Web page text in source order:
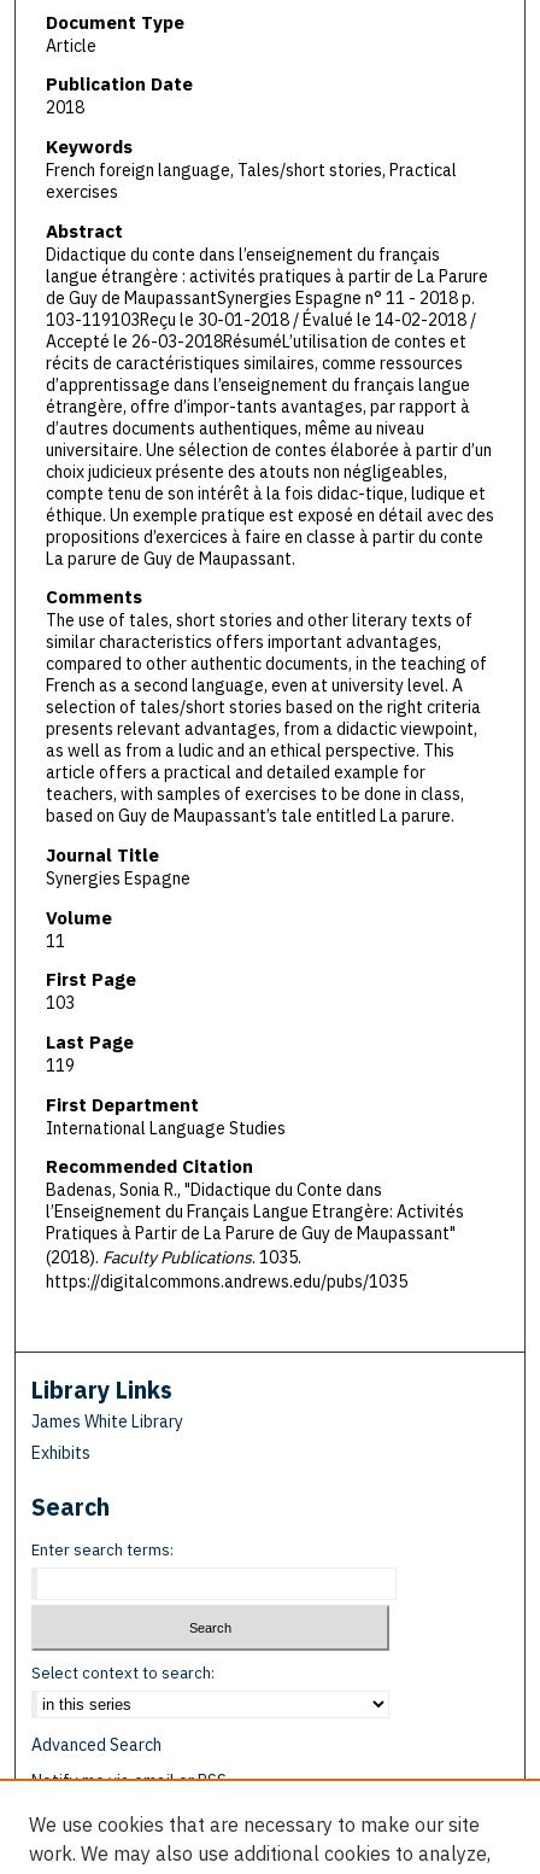
Document Type
Article
Publication Date
2018
Keywords
French foreign language, Tales/short stories, Practical
exercises
Abstract
Didactique du conte dans l’enseignement du français
langue étrangère : activités pratiques à partir de La Parure
de Guy de MaupassantSynergies Espagne n° 11 - 2018 p.
103-119103Reçu le 30-01-2018 / Évalué le 14-02-2018 /
Accepté le 26-03-2018RésuméL’utilisation de contes et
récits de caractéristiques similaires, comme ressources
d’apprentissage dans l’enseignement du français langue
étrangère, offre d’impor-tants avantages, par rapport à
d’autres documents authentiques, même au niveau
universitaire. Une sélection de contes élaborée à partir d’un
choix judicieux présente des atouts non négligeables,
compte tenu de son intérêt à la fois didac-tique, ludique et
éthique. Un exemple pratique est exposé en détail avec des
propositions d’exercices à faire en classe à partir du conte
La parure de Guy de Maupassant.
Comments
The use of tales, short stories and other literary texts of
similar characteristics offers important advantages,
compared to other authentic documents, in the teaching of
French as a second language, even at university level. A
selection of tales/short stories based on the right criteria
presents relevant advantages, from a didactic viewpoint,
as well as from a ludic and an ethical perspective. This
article offers a practical and detailed example for
teachers, with samples of exercises to be done in class,
based on Guy de Maupassant’s tale entitled La parure.
Journal Title
Synergies Espagne
Volume
11
First Page
103
Last Page
119
First Department
International Language Studies
Recommended Citation
Badenas, Sonia R., "Didactique du Conte dans
l’Enseignement du Français Langue Etrangère: Activités
Pratiques à Partir de La Parure de Guy de Maupassant"
(2018). Faculty Publications. 1035.
https://digitalcommons.andrews.edu/pubs/1035
Library Links
James White Library
Exhibits
Search
Enter search terms:
Select context to search:
Advanced Search
Notify me via email orRSS
Browse
We use cookies that are necessary to make our site
work. We may also use additional cookies to analyze,